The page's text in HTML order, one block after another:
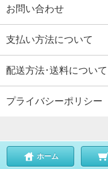
お問い合わせ
支払い方法について
配送方法･送料について
プライバシーポリシー
ホーム